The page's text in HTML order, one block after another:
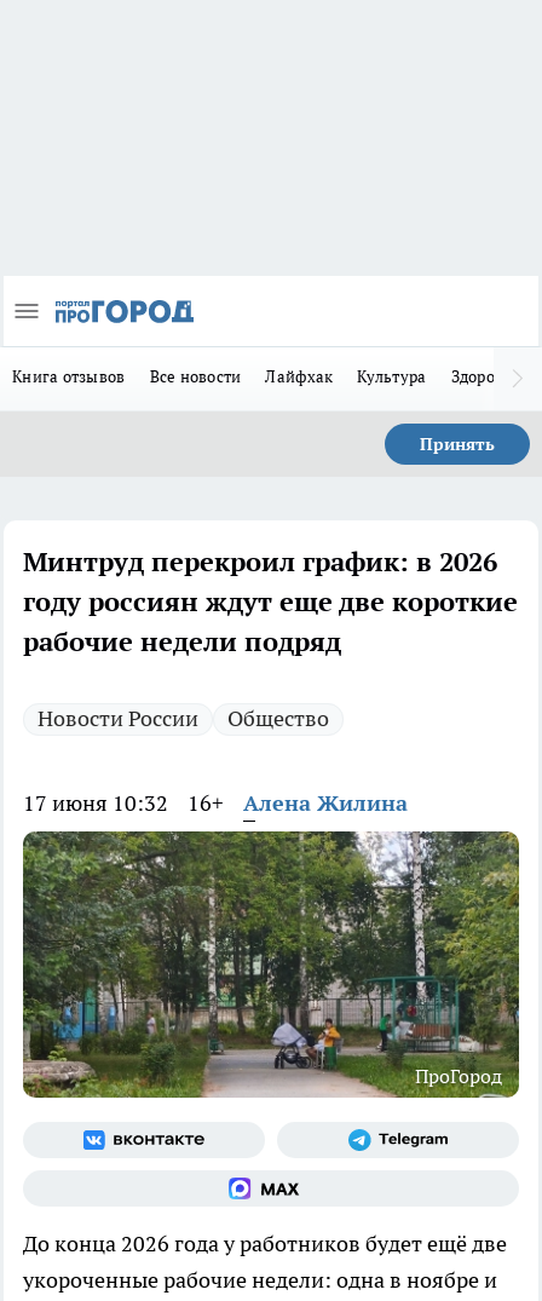
Книга отзывов Все новости Лайфхак Культура Здоровье
Принять
Минтруд перекроил график: в 2026
году россиян ждут еще две короткие
рабочие недели подряд
Новости России Общество
17 июня 10:32 16+ Алена Жилина
ПроГород
До конца 2026 года у работников будет ещё две
укороченные рабочие недели: одна в ноябре и